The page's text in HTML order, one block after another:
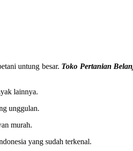
untung besar. Toko Pertanian
lainnya.
unggulan.
murah.
yang sudah terkenal.